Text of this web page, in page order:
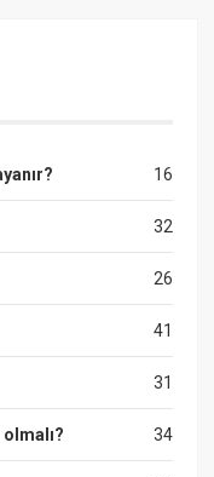
16
32
26
41
31
34